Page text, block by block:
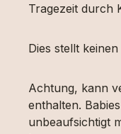
Tragezeit durch
Dies stellt
Achtung, kann
enthalten.
unbeaufsichtigt